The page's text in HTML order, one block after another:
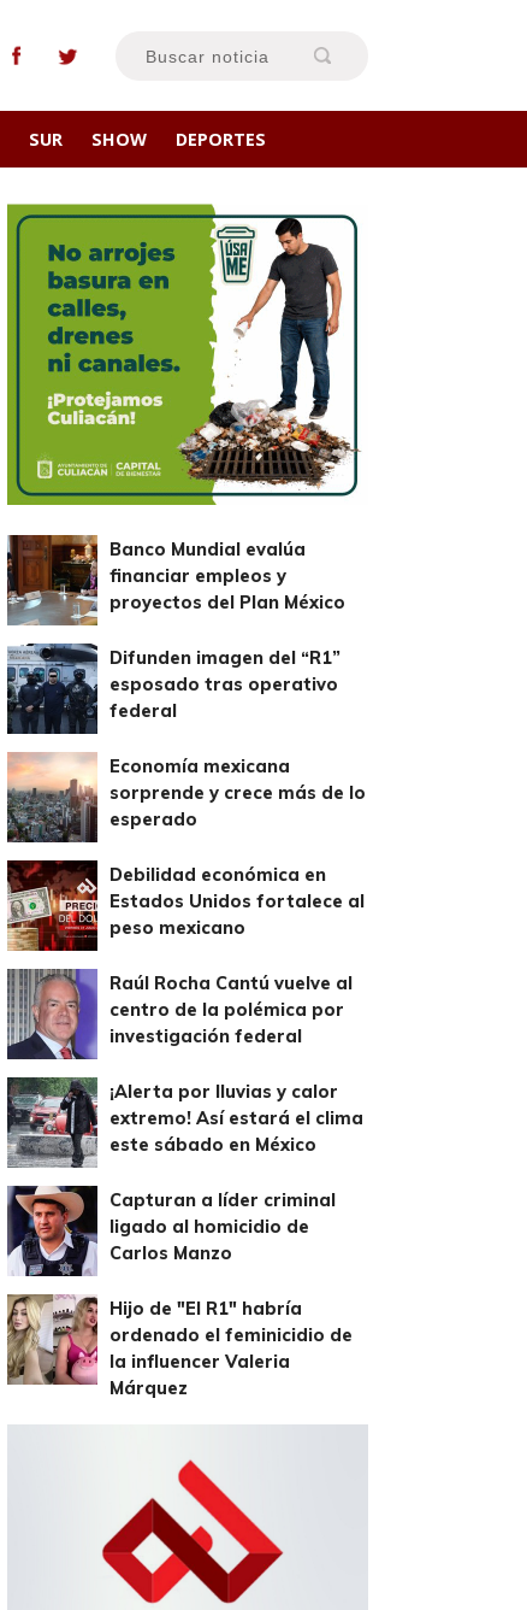
SUR SHOW DEPORTES
Banco Mundial evalúa
financiar empleos y
proyectos del Plan México
Difunden imagen del “R1”
esposado tras operativo
federal
Economía mexicana
sorprende y crece más de lo
esperado
Debilidad económica en
Estados Unidos fortalece al
peso mexicano
Raúl Rocha Cantú vuelve al
centro de la polémica por
investigación federal
¡Alerta por lluvias y calor
extremo! Así estará el clima
este sábado en México
Capturan a líder criminal
ligado al homicidio de
Carlos Manzo
Hijo de "El R1" habría
ordenado el feminicidio de
la influencer Valeria
Márquez